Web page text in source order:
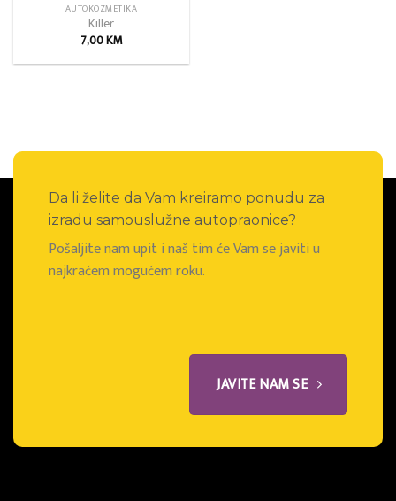
AUTOKOZMETIKA
Killer
7,00KM
Da li želite da Vam kreiramo ponudu za
izradu samouslužne autopraonice?
Pošaljite nam upit i naš tim će Vam se javiti u
najkraćem mogućem roku.
JAVITE NAM SE